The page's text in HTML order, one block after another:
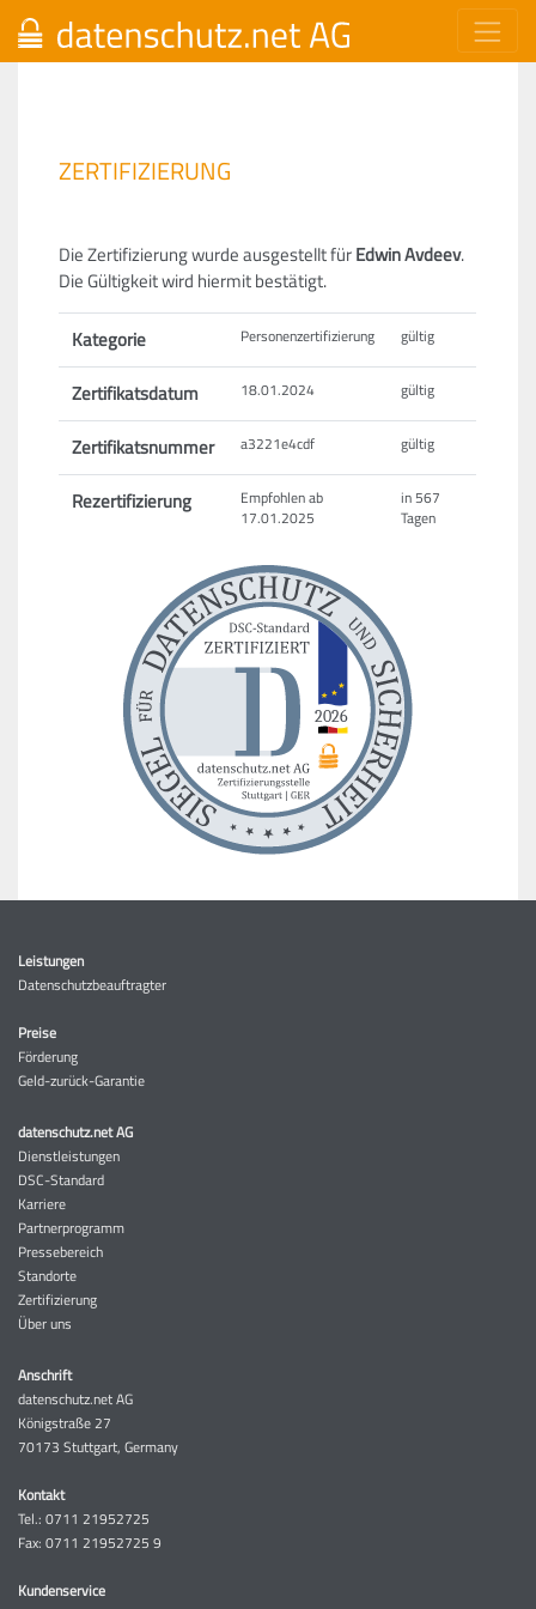
ZERTIFIZIERUNG
Die Zertifizierung wurde ausgestellt fürEdwin Avdeev.
Die Gültigkeit wird hiermit bestätigt.
Kategorie Personenzertifizierung gültig
Zertifikatsdatum 18.01.2024 gültig
Zertifikatsnummer a3221e4cdf gültig
Rezertifizierung
Empfohlen ab
17.01.2025
in 567
Tagen
Leistungen
Datenschutzbeauftragter
Preise
Förderung
Geld-zurück-Garantie
datenschutz.net AG
Dienstleistungen
DSC-Standard
Karriere
Partnerprogramm
Pressebereich
Standorte
Zertifizierung
Über uns
Anschrift
datenschutz.net AG
Königstraße 27
70173 Stuttgart, Germany
Kontakt
Tel.: 0711 21952725‬
Fax: 0711 21952725 9
Kundenservice